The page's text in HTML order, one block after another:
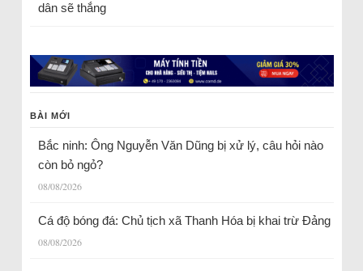
dân sẽ thắng
BÀI MỚI
Bắc ninh: Ông Nguyễn Văn Dũng bị xử lý, câu hỏi nào
còn bỏ ngỏ?
08/08/2026
Cá độ bóng đá: Chủ tịch xã Thanh Hóa bị khai trừ Đảng
08/08/2026